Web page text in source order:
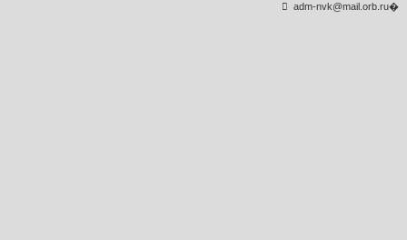
adm-nvk@mail.orb.ru�